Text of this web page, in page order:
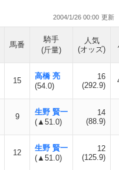
2004/1/26 00:00
馬番
騎手
(斤量)
人気
(オッズ)
15
高橋 亮
(54.0)
16
(292.9)
9
生野 賢一
(▲51.0)
14
(88.9)
12
生野 賢一
(▲51.0)
12
(125.9)